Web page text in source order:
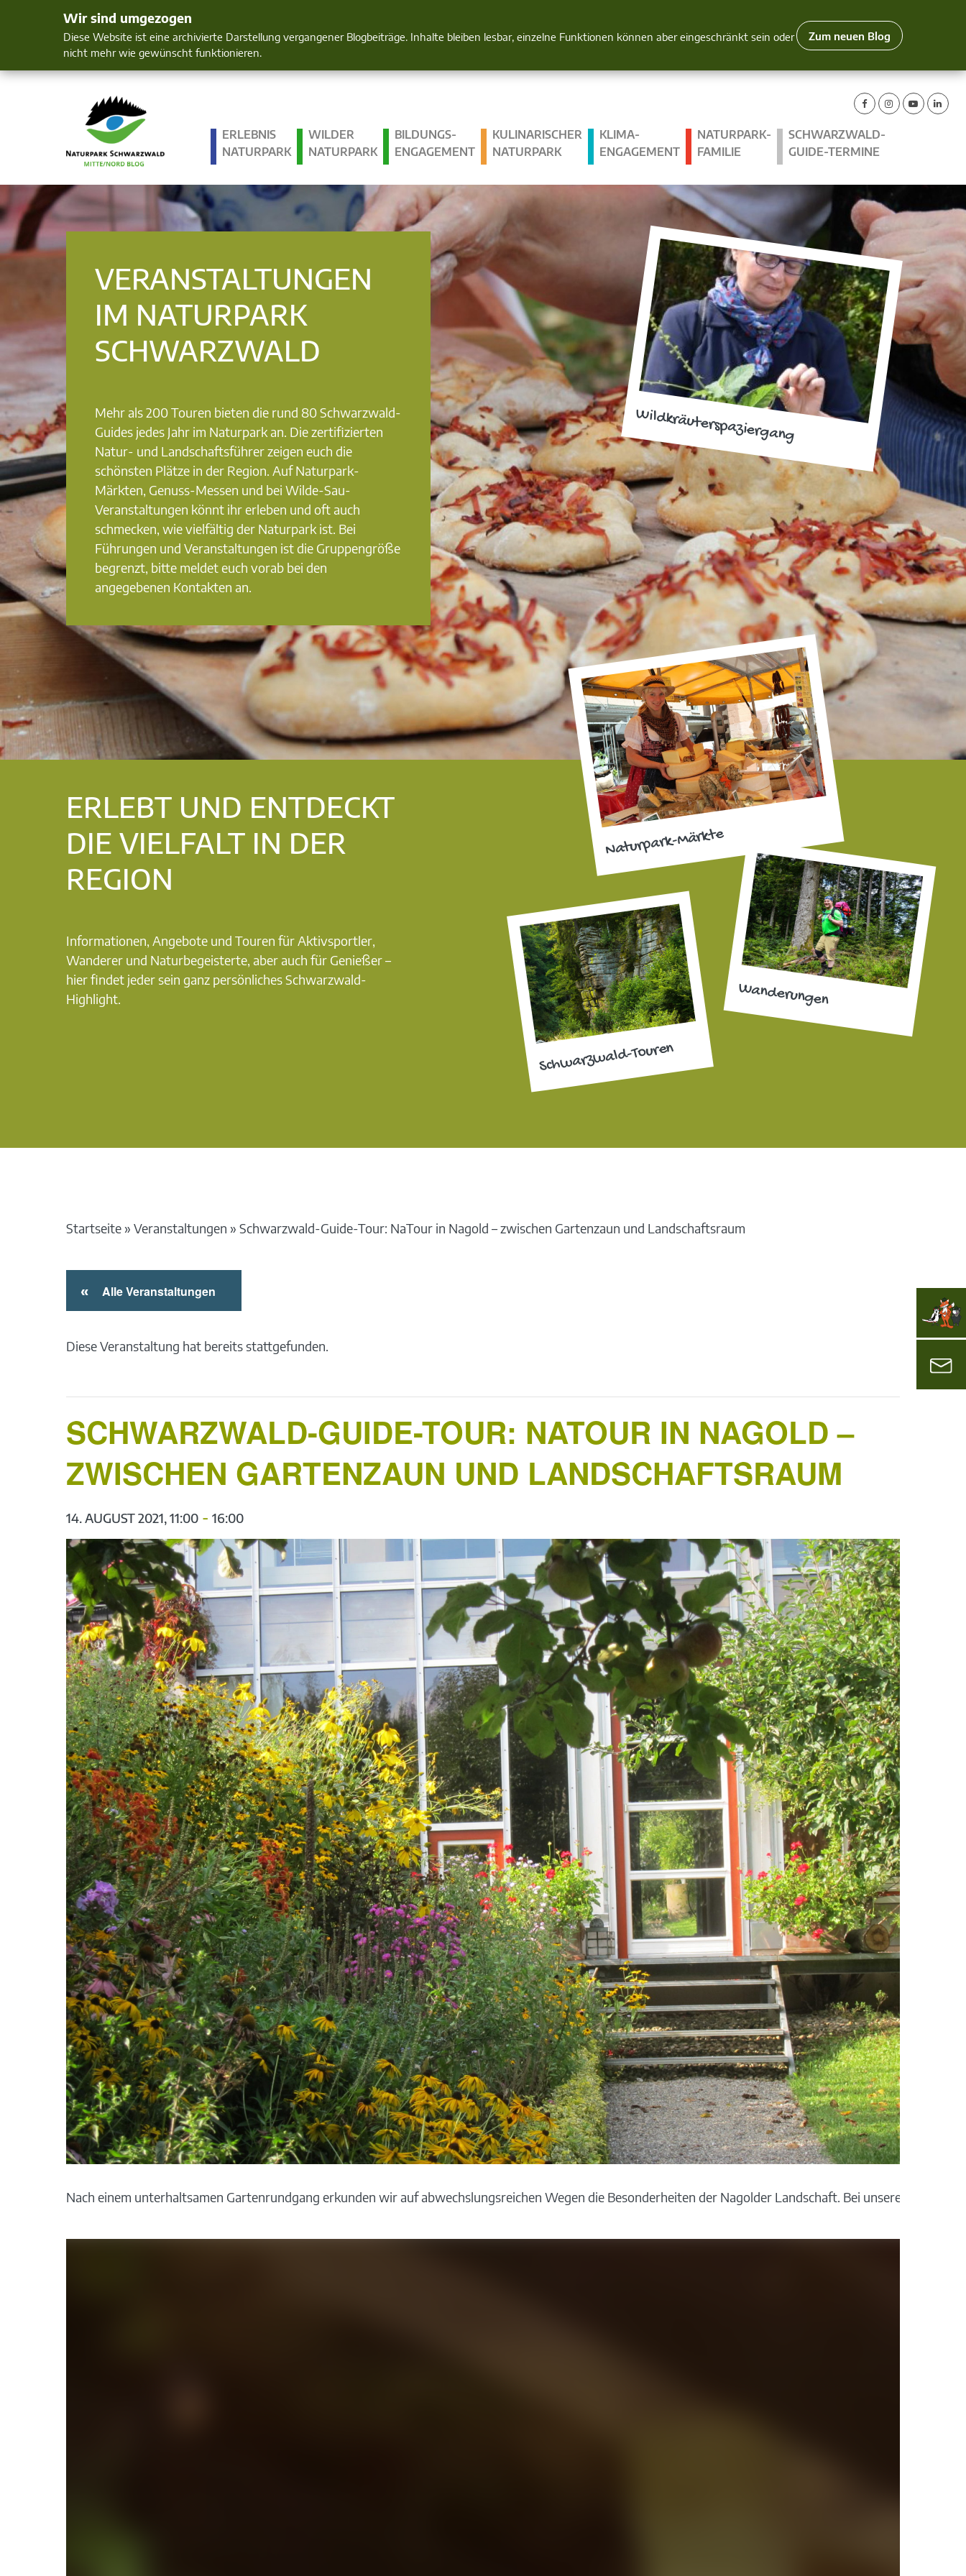
Wir sind umgezogen
Diese Website ist eine archivierte Darstellung vergangener Blogbeiträge. Inhalte bleiben lesbar, einzelne Funktionen können aber eingeschränkt sein oder
nicht mehr wie gewünscht funktionieren.
Zum neuen Blog
Mensch und Natur im Blick
ERLEBNIS
NATURPARK
WILDER
NATURPARK
BILDUNGS­
ENGAGEMENT
KULINARISCHER
NATURPARK
KLIMA­
ENGAGEMENT
NATURPARK-
FAMILIE
SCHWARZWALD-
GUIDE-TERMINE
Wildkräuterspaziergang
VERANSTALTUNGEN
IM NATURPARK
SCHWARZWALD
Mehr als 200 Touren bieten die rund 80 Schwarzwald-
Guides jedes Jahr im Naturpark an. Die zertifizierten
Natur- und Landschaftsführer zeigen euch die
schönsten Plätze in der Region. Auf Naturpark-
Märkten, Genuss-Messen und bei Wilde-Sau-
Veranstaltungen könnt ihr erleben und oft auch
schmecken, wie vielfältig der Naturpark ist. Bei
Führungen und Veranstaltungen ist die Gruppengröße
begrenzt, bitte meldet euch vorab bei den
angegebenen Kontakten an.
ERLEBT UND ENTDECKT
DIE VIELFALT IN DER
REGION
Informationen, Angebote und Touren für Aktivsportler,
Wanderer und Naturbegeisterte, aber auch für Genießer –
hier findet jeder sein ganz persönliches Schwarzwald-
Highlight.
Naturpark-Märkte
Wanderungen
Schwarzwald-Touren
Startseite» Veranstaltungen » Schwarzwald-Guide-Tour: NaTour in Nagold – zwischen Gartenzaun und Landschaftsraum
« Alle Veranstaltungen
Diese Veranstaltung hat bereits stattgefunden.
SCHWARZWALD-GUIDE-TOUR: NATOUR IN NAGOLD –
ZWISCHEN GARTENZAUN UND LANDSCHAFTSRAUM
14. AUGUST 2021, 11:00- 16:00
Nach einem unterhaltsamen Gartenrundgang erkunden wir auf abwechslungsreichen Wegen die Besonderheiten der Nagolder Landschaft. Bei unserer